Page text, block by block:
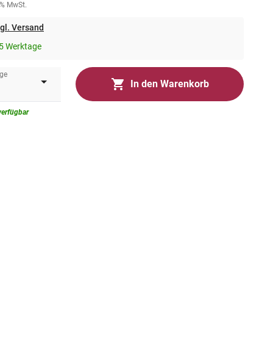
MwSt.
Versand
Werktage
In den Warenkorb